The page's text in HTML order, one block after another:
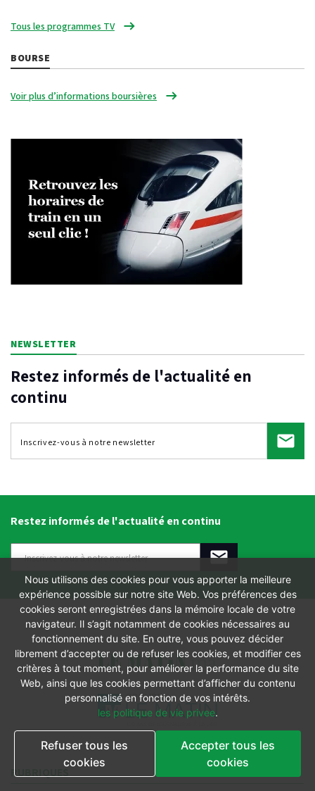
Tous les programmes TV
BOURSE
Voir plus d’informations boursières
NEWSLETTER
Restez informés de l'actualité en
continu
Restez informés de l'actualité en continu
RUBRIQUES
Nous utilisons des cookies pour vous apporter la meilleure
expérience possible sur notre site Web. Vos préférences des
cookies seront enregistrées dans la mémoire locale de votre
navigateur. Il s’agit notamment de cookies nécessaires au
fonctionnement du site. En outre, vous pouvez décider
librement d’accepter ou de refuser les cookies, et modifier ces
critères à tout moment, pour améliorer la performance du site
Web, ainsi que les cookies permettant d’afficher du contenu
personnalisé en fonction de vos intérêts.
les politique de vie privee.
Refuser tous les
cookies
Accepter tous les
cookies